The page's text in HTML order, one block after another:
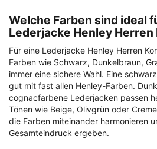
Welche Farben sind ideal
Lederjacke Henley Herren
Für eine Lederjacke Henley Herren
Farben wie Schwarz, Dunkelbraun,
immer eine sichere Wahl. Eine
gut mit fast allen Henley-Farben.
cognacfarbene Lederjacken passen
Tönen wie Beige, Olivgrün oder
die Farben miteinander harmonieren
Gesamteindruck ergeben.